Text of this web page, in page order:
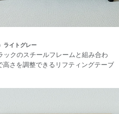
ライトグレー
ックのスチールフレームと組み合わ
さを調整できるリフティングテーブ